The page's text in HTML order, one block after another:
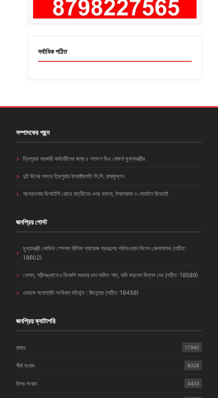
সর্বাধিক পঠিত
সম্পাদকের পছন্দ
ত্রিপুরার সরকারি কর্মচারীদের জন্য ৫ শতাংশ ডিএ ঘোষণা মুখ্যমন্ত্রীর
দুই দিনের সফরে ত্রিপুরায় উপরাষ্ট্রপতি সি.পি. রাধাকৃষ্ণন
আগরতলায় ভিআইপি রোডে যাত্রীদের ওপর হামলা, টাকাপয়সা ও মোবাইল ছিনতাই
জনপ্রিয় পোস্ট
মুখ্যমন্ত্রী কোভিড স্পেশাল রিলিফ প্যাকেজ প্রকল্পের পরিসংখ্যান দিলেন জেলাশাসক (পঠিত:
18602)
নেপাল, শ্রীলঙ্কাতেও বিজেপি সরকার চান অমিত শাহ, দাবি করলেন বিপ্লব দেব (পঠিত: 18589)
এডহক পদোন্নতি সংবিধান বহির্ভূত : জিতেন্দ্র (পঠিত: 18458)
জনপ্রিয় ক্যাটাগরি
রাজ্য 17945
শীর্ষ সংবাদ 8328
বিশ্ব সংবাদ 4433